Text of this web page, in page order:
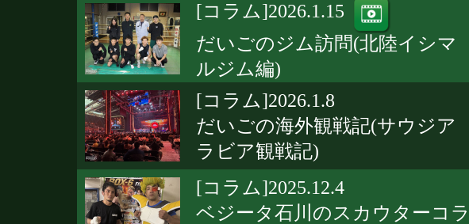
[コラム]2026.1.15
だいごのジム訪問(北陸イシマ
ルジム編)
[コラム]2026.1.8
だいごの海外観戦記(サウジア
ラビア観戦記)
[コラム]2025.12.4
ベジータ石川のスカウターコ